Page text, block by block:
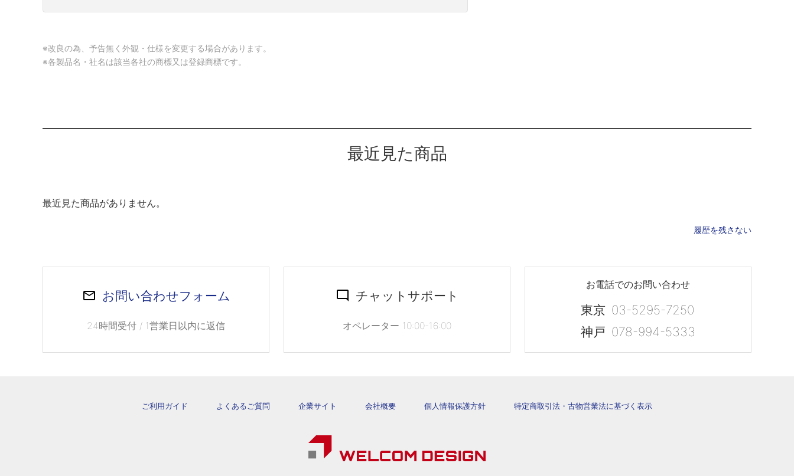
※改良の為、予告無く外観・仕様を変更する場合があります。
※各製品名・社名は該当各社の商標又は登録商標です。
最近見た商品
最近見た商品がありません。
履歴を残さない
お問い合わせフォーム
24時間受付 / 1営業日以内に返信
チャットサポート
オペレーター 10:00-16:00
お電話でのお問い合わせ
東京 03-5295-7250
神戸 078-994-5333
ご利用ガイド よくあるご質問 企業サイト 会社概要 個人情報保護方針 特定商取引法・古物営業法に基づく表示